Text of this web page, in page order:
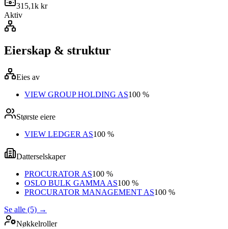
315,1k kr
Aktiv
Eierskap & struktur
Eies av
VIEW GROUP HOLDING AS100 %
Største eiere
VIEW LEDGER AS100 %
Datterselskaper
PROCURATOR AS100 %
OSLO BULK GAMMA AS100 %
PROCURATOR MANAGEMENT AS100 %
Se alle (5) →
Nøkkelroller